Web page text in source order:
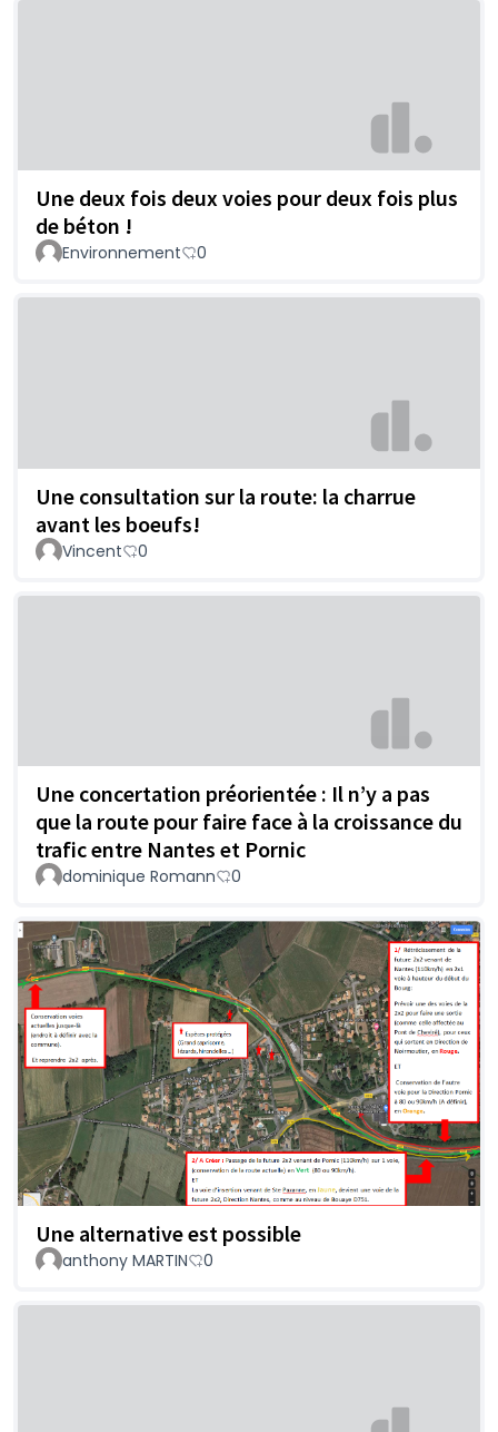
Une deux fois deux voies pour deux fois plus
de béton !
Environnement 0
Une consultation sur la route: la charrue
avant les boeufs!
Vincent 0
Une concertation préorientée : Il n’y a pas
que la route pour faire face à la croissance du
trafic entre Nantes et Pornic
dominique Romann 0
Une alternative est possible
anthony MARTIN 0